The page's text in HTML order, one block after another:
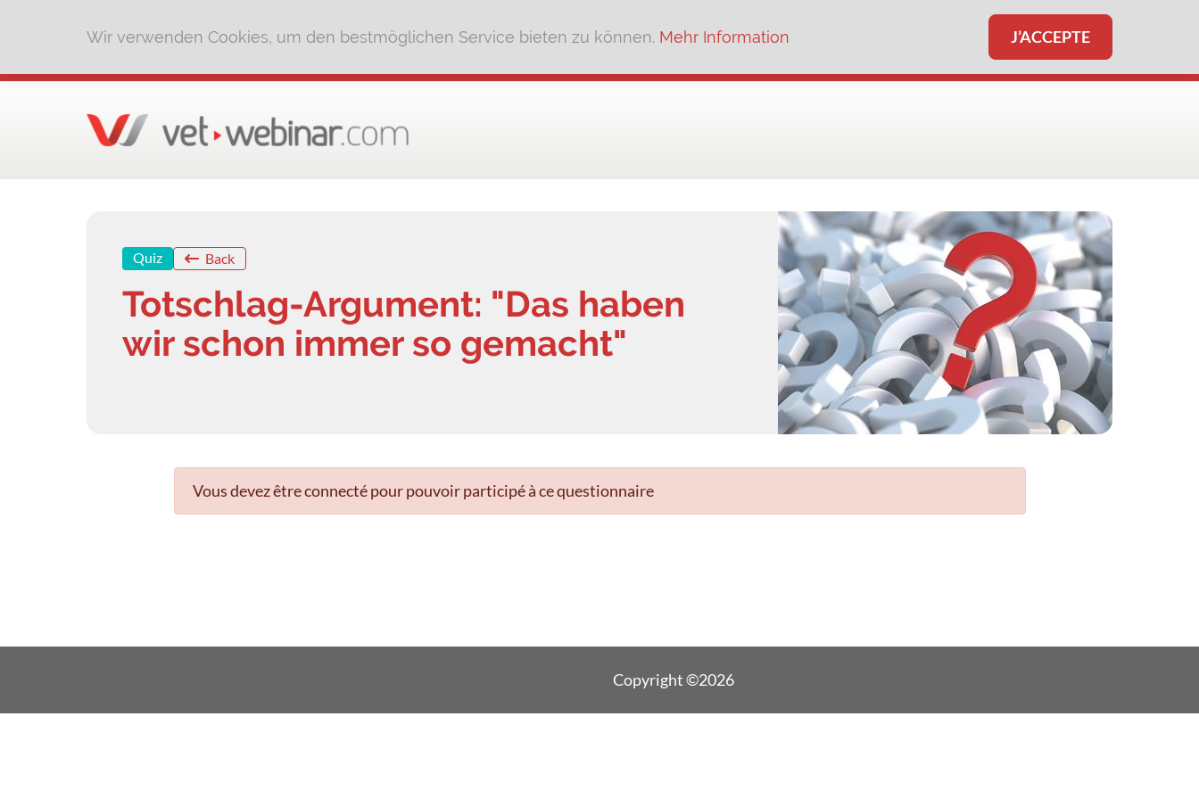
Wir verwenden Cookies, um den bestmöglichen Service bieten zu können. Mehr Information J’ACCEPTE
Quiz Back
Totschlag-Argument: "Das haben
wir schon immer so gemacht"
Vous devez être connecté pour pouvoir participé à ce questionnaire
Copyright ©2026